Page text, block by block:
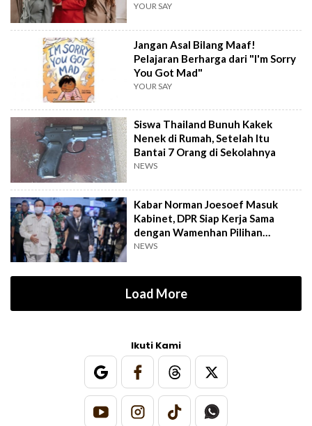
YOUR SAY
Jangan Asal Bilang Maaf!
Pelajaran Berharga dari "I'm Sorry
You Got Mad"
YOUR SAY
Siswa Thailand Bunuh Kakek
Nenek di Rumah, Setelah Itu
Bantai 7 Orang di Sekolahnya
NEWS
Kabar Norman Joesoef Masuk
Kabinet, DPR Siap Kerja Sama
dengan Wamenhan Pilihan
Prabowo
NEWS
Load More
Ikuti Kami